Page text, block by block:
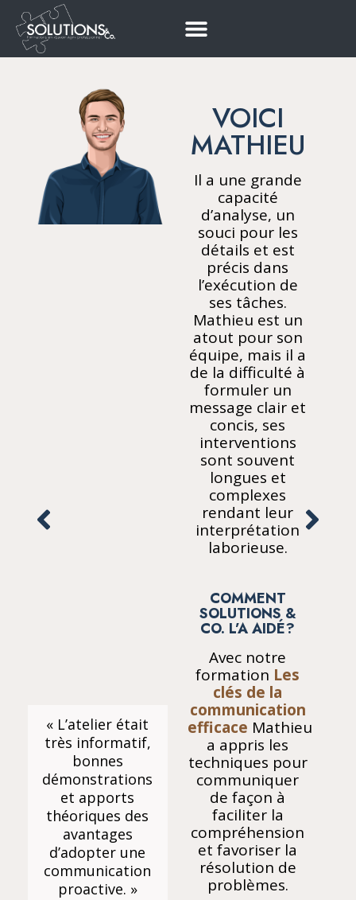
« L’atelier était
très informatif,
bonnes
démonstrations
et apports
théoriques des
avantages
d’adopter une
communication
proactive. »
VOICI
MATHIEU
Il a une grande
capacité
d’analyse, un
souci pour les
détails et est
précis dans
l’exécution de
ses tâches.
Mathieu est un
atout pour son
équipe, mais il a
de la difficulté à
formuler un
message clair et
concis, ses
interventions
sont souvent
longues et
complexes
rendant leur
interprétation
laborieuse.
COMMENT
SOLUTIONS &
CO. L’A AIDÉ?
Avec notre
formation Les
clés de la
communication
efficace Mathieu
a appris les
techniques pour
communiquer
de façon à
faciliter la
compréhension
et favoriser la
résolution de
problèmes.